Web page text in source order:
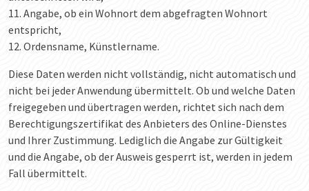
11. Angabe, ob ein Wohnort dem abgefragten Wohnort
entspricht,
12. Ordensname, Künstlername.
Diese Daten werden nicht vollständig, nicht automatisch und
nicht bei jeder Anwendung übermittelt. Ob und welche Daten
freigegeben und übertragen werden, richtet sich nach dem
Berechtigungszertifikat des Anbieters des Online-Dienstes
und Ihrer Zustimmung. Lediglich die Angabe zur Gültigkeit
und die Angabe, ob der Ausweis gesperrt ist, werden in jedem
Fall übermittelt.